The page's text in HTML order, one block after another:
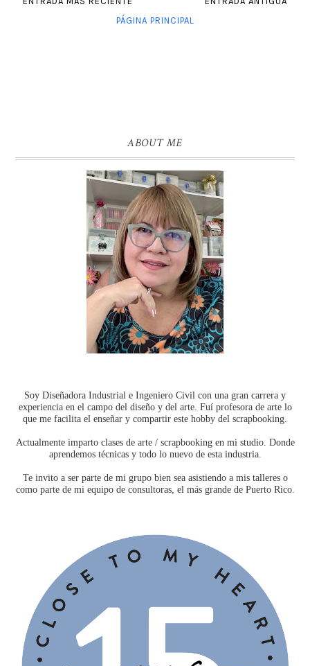
PÁGINA PRINCIPAL
ABOUT ME
Soy Diseñadora Industrial e Ingeniero Civil con una gran carrera y
experiencia en el campo del diseño y del arte. Fuí profesora de arte lo
que me facilita el enseñar y compartir este hobby del scrapbooking.
Actualmente imparto clases de arte / scrapbooking en mi studio. Donde
aprendemos técnicas y todo lo nuevo de esta industria.
Te invito a ser parte de mi grupo bien sea asistiendo a mis talleres o
como parte de mi equipo de consultoras, el más grande de Puerto Rico.